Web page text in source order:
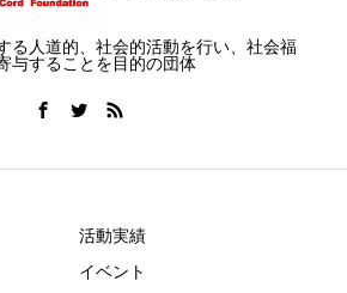
る人道的、社会的活動を行い、社会福
与することを目的の団体
活動実績
イベント